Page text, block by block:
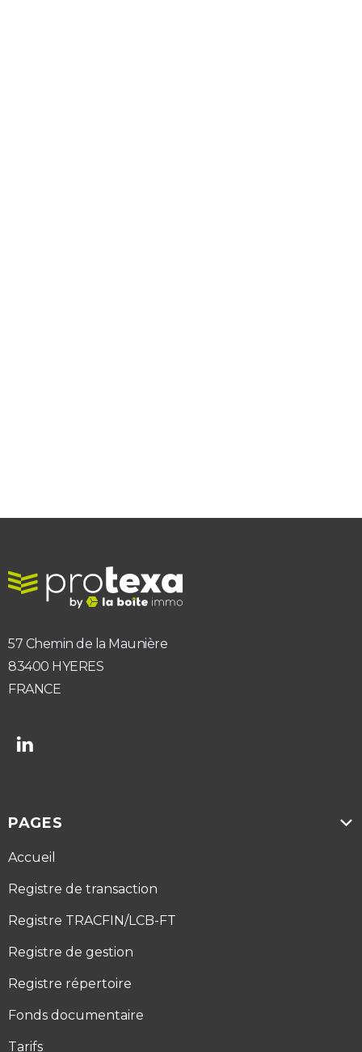
57 Chemin de la Maunière
83400 HYERES
FRANCE

PAGES 
Accueil
Registre de transaction
Registre TRACFIN/LCB-FT
Registre de gestion
Registre répertoire
Fonds documentaire
Tarifs